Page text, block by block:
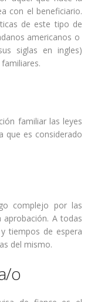
con el beneficiario.
de este tipo de
americanos o
siglas en ingles)
familiar las leyes
que es considerado
complejo por las
aprobación. A todas
tiempos de espera
del mismo.
o